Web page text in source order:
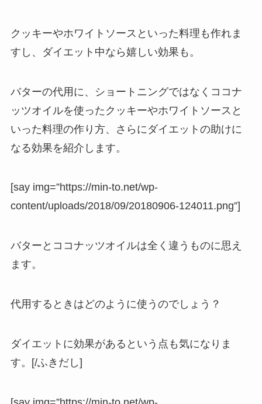
クッキーやホワイトソースといった料理も作れま
すし、ダイエット中なら嬉しい効果も。
バターの代用に、ショートニングではなくココナ
ッツオイルを使ったクッキーやホワイトソースと
いった料理の作り方、さらにダイエットの助けに
なる効果を紹介します。
[say img=”https://min-to.net/wp-
content/uploads/2018/09/20180906-124011.png”]
バターとココナッツオイルは全く違うものに思え
ます。
代用するときはどのように使うのでしょう？
ダイエットに効果があるという点も気になりま
す。[/ふきだし]